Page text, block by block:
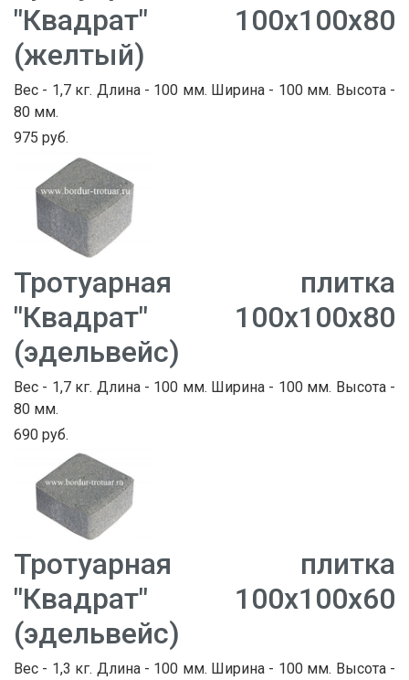
"Квадрат" 100х100х80
(желтый)
Вес - 1,7 кг. Длина - 100 мм. Ширина - 100 мм. Высота -
80 мм.
975 руб.
Тротуарная плитка
"Квадрат" 100х100х80
(эдельвейс)
Вес - 1,7 кг. Длина - 100 мм. Ширина - 100 мм. Высота -
80 мм.
690 руб.
Тротуарная плитка
"Квадрат" 100х100х60
(эдельвейс)
Вес - 1,3 кг. Длина - 100 мм. Ширина - 100 мм. Высота -